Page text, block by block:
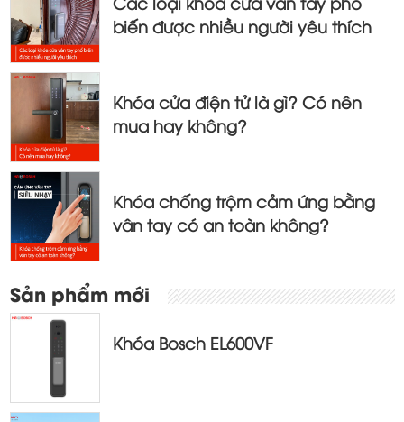
viết
biến được nhiều người yêu thích
Khóa cửa điện tử là gì? Có nên
mua hay không?
Khóa chống trộm cảm ứng bằng
vân tay có an toàn không?
Sản phẩm mới
Khóa Bosch EL600VF